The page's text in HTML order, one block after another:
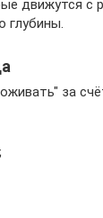
движутся с
глубины.
за